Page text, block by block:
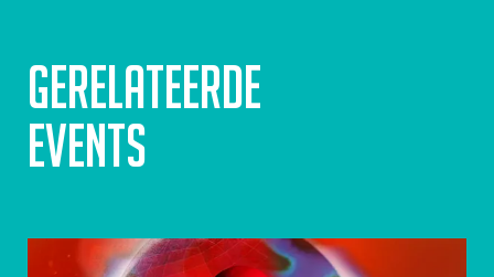
Gerelateerde
events